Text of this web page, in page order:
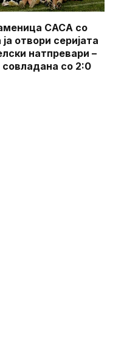
САСА со
отвори серијата
натпревари –
совладана со 2:0